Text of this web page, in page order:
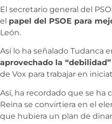
El secretario general del
el papel del PSOE para
León.
Así lo ha señalado Tudanca
aprovechado la
de Vox para trabajar en
Así, ha recordado que se ha
Reina se convirtiera en el
que hubiera un plan de